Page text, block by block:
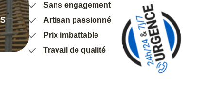
Sans engagement
Artisan passionné
Prix imbattable
Travail de qualité